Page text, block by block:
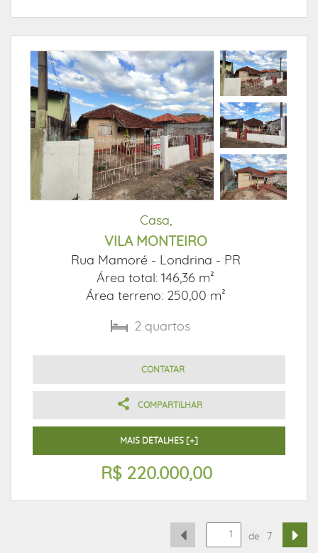
Casa,
VILA MONTEIRO
Rua Mamoré - Londrina - PR
Área total: 146,36 m²
Área terreno: 250,00 m²
2 quartos
CONTATAR
COMPARTILHAR
MAIS DETALHES [+]
R$ 220.000,00
de 7